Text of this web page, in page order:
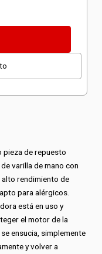
pieza de repuesto
varilla de mano con
alto rendimiento de
para alérgicos.
está en uso y
el motor de la
ensucia, simplemente
y volver a